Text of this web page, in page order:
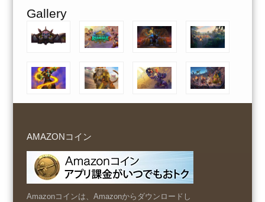
Gallery
AMAZONコイン
Amazonコインは、Amazonからダウンロードし